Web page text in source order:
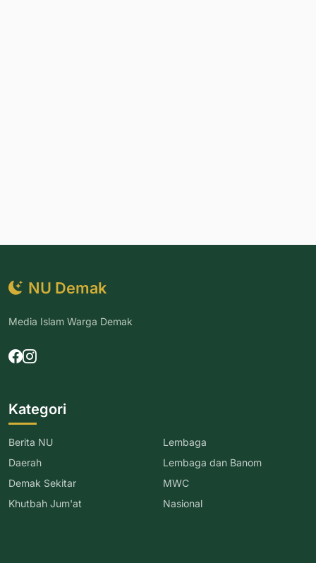
NU Demak
Media Islam Warga Demak
Kategori
Berita NU
Daerah
Demak Sekitar
Khutbah Jum'at
Lembaga
Lembaga dan Banom
MWC
Nasional